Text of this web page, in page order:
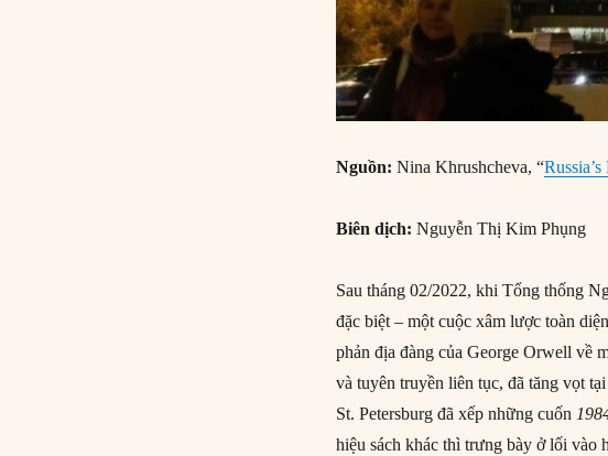
Nguồn: Nina Khrushcheva, “
Biên dịch: Nguyễn Thị Kim Phụng
Sau tháng 02/2022, khi Tổng thống
đặc biệt – một cuộc xâm lược toàn
phản địa đàng của George Orwell về
và tuyên truyền liên tục, đã tăng vọt
St. Petersburg đã xếp những cuốn
hiệu sách khác thì trưng bày ở lối vào